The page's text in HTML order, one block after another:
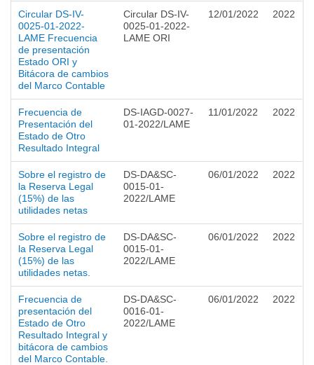
Circular DS-IV-
0025-01-2022-
LAME Frecuencia
de presentación
Estado ORI y
Bitácora de cambios
del Marco Contable
Circular DS-IV-
0025-01-2022-
LAME ORI
12/01/2022 2022
Frecuencia de
Presentación del
Estado de Otro
Resultado Integral
DS-IAGD-0027-
01-2022/LAME
11/01/2022 2022
Sobre el registro de
la Reserva Legal
(15%) de las
utilidades netas
DS-DA&SC-
0015-01-
2022/LAME
06/01/2022 2022
Sobre el registro de
la Reserva Legal
(15%) de las
utilidades netas.
DS-DA&SC-
0015-01-
2022/LAME
06/01/2022 2022
Frecuencia de
presentación del
Estado de Otro
Resultado Integral y
bitácora de cambios
del Marco Contable.
DS-DA&SC-
0016-01-
2022/LAME
06/01/2022 2022